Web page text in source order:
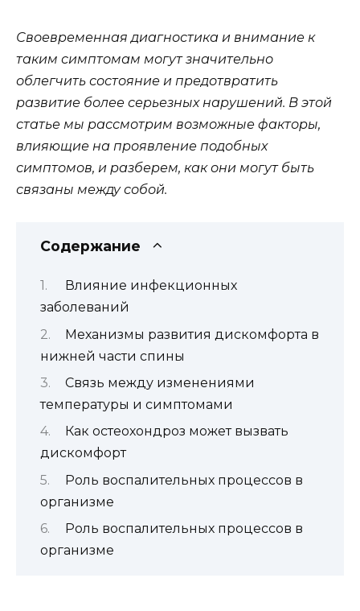
Своевременная диагностика и внимание к
таким симптомам могут значительно
облегчить состояние и предотвратить
развитие более серьезных нарушений. В этой
статье мы рассмотрим возможные факторы,
влияющие на проявление подобных
симптомов, и разберем, как они могут быть
связаны между собой.
Содержание
Влияние инфекционных
заболеваний
Механизмы развития дискомфорта в
нижней части спины
Связь между изменениями
температуры и симптомами
Как остеохондроз может вызвать
дискомфорт
Роль воспалительных процессов в
организме
Роль воспалительных процессов в
организме